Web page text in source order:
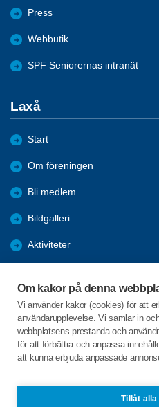
Om kakor på denna
Vi använder kakor (cookies) för att
användarupplevelse. Vi samlar in
webbplatsens prestanda och
för att förbättra och anpassa
att kunna erbjuda anpassade
Tillåt
Press
Webbutik
SPF Seniorernas intranät
Laxå
Start
Om föreningen
Bli medlem
Bildgalleri
Aktiviteter
Förmåner
Digital hjälp
C/o:Göran Palmqvist